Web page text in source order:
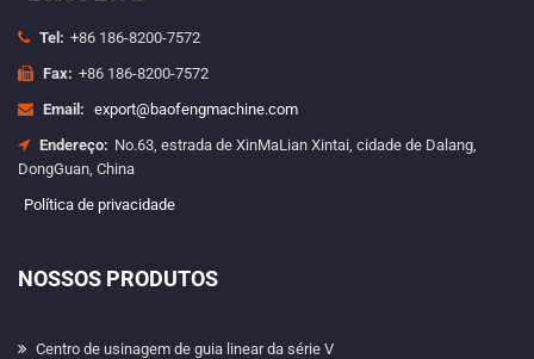
Tel: +86 186-8200-7572
Fax: +86 186-8200-7572
Email: export@baofengmachine.com
Endereço: No.63, estrada de XinMaLian Xintai, cidade de Dalang,
DongGuan, China
Política de privacidade
NOSSOS PRODUTOS
Centro de usinagem de guia linear da série V